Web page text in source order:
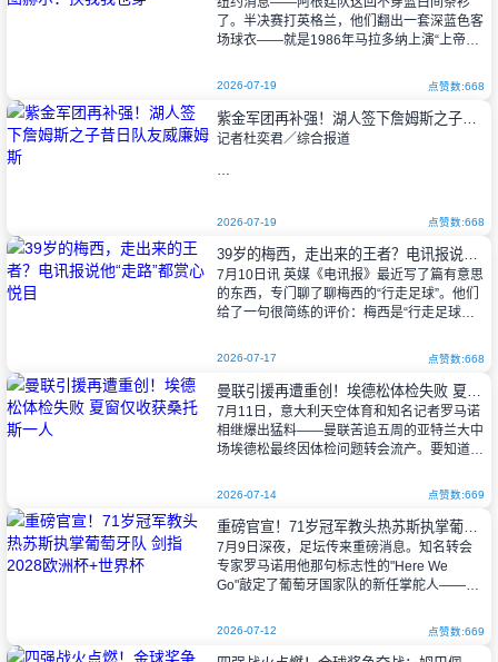
了。半决赛打英格兰，他们翻出一套深蓝色客
场球衣——就是1986年马拉多纳上演“上帝之
淘汰英格兰那件。你瞧，这哪是
2026-07-19 点赞数:668
紫金军团再补强！湖人签下詹姆斯之子昔日队友威廉姆斯
记者杜奕君／综合报道
根据《ESPN》权威记者沙姆斯·查拉尼亚
（Shams Charania）报道，紫金大军已与现
年24岁的前锋齐亚尔·威廉姆斯（Zi
2026-07-19 点赞数:668
39岁的梅西，走出来的王者？电讯报说他“走路”都赏心悦目
7月10日讯 英媒《电讯报》最近写了篇有意思
的东西，专门聊了聊梅西的“行走足球”。他们
给了一句很简练的评价：梅西是“行走足球无
什么还能在这届世界杯上呼风唤
2026-07-17 点赞数:668
7月11日，意大利天空体育和知名记者罗马诺
相继爆出猛料——曼联苦追五周的亚特兰大中
场埃德松最终因体检问题转会流产。要知道这
2026-07-14 点赞数:669
重磅官宣！71岁冠军教头热苏斯执掌葡萄牙队 剑指2028欧洲杯+世界杯
7月9日深夜，足坛传来重磅消息。知名转会
专家罗马诺用他那句标志性的"Here We
Go"敲定了葡萄牙国家队的新任掌舵人——刚
热·热苏斯。
2026-07-12 点赞数:669